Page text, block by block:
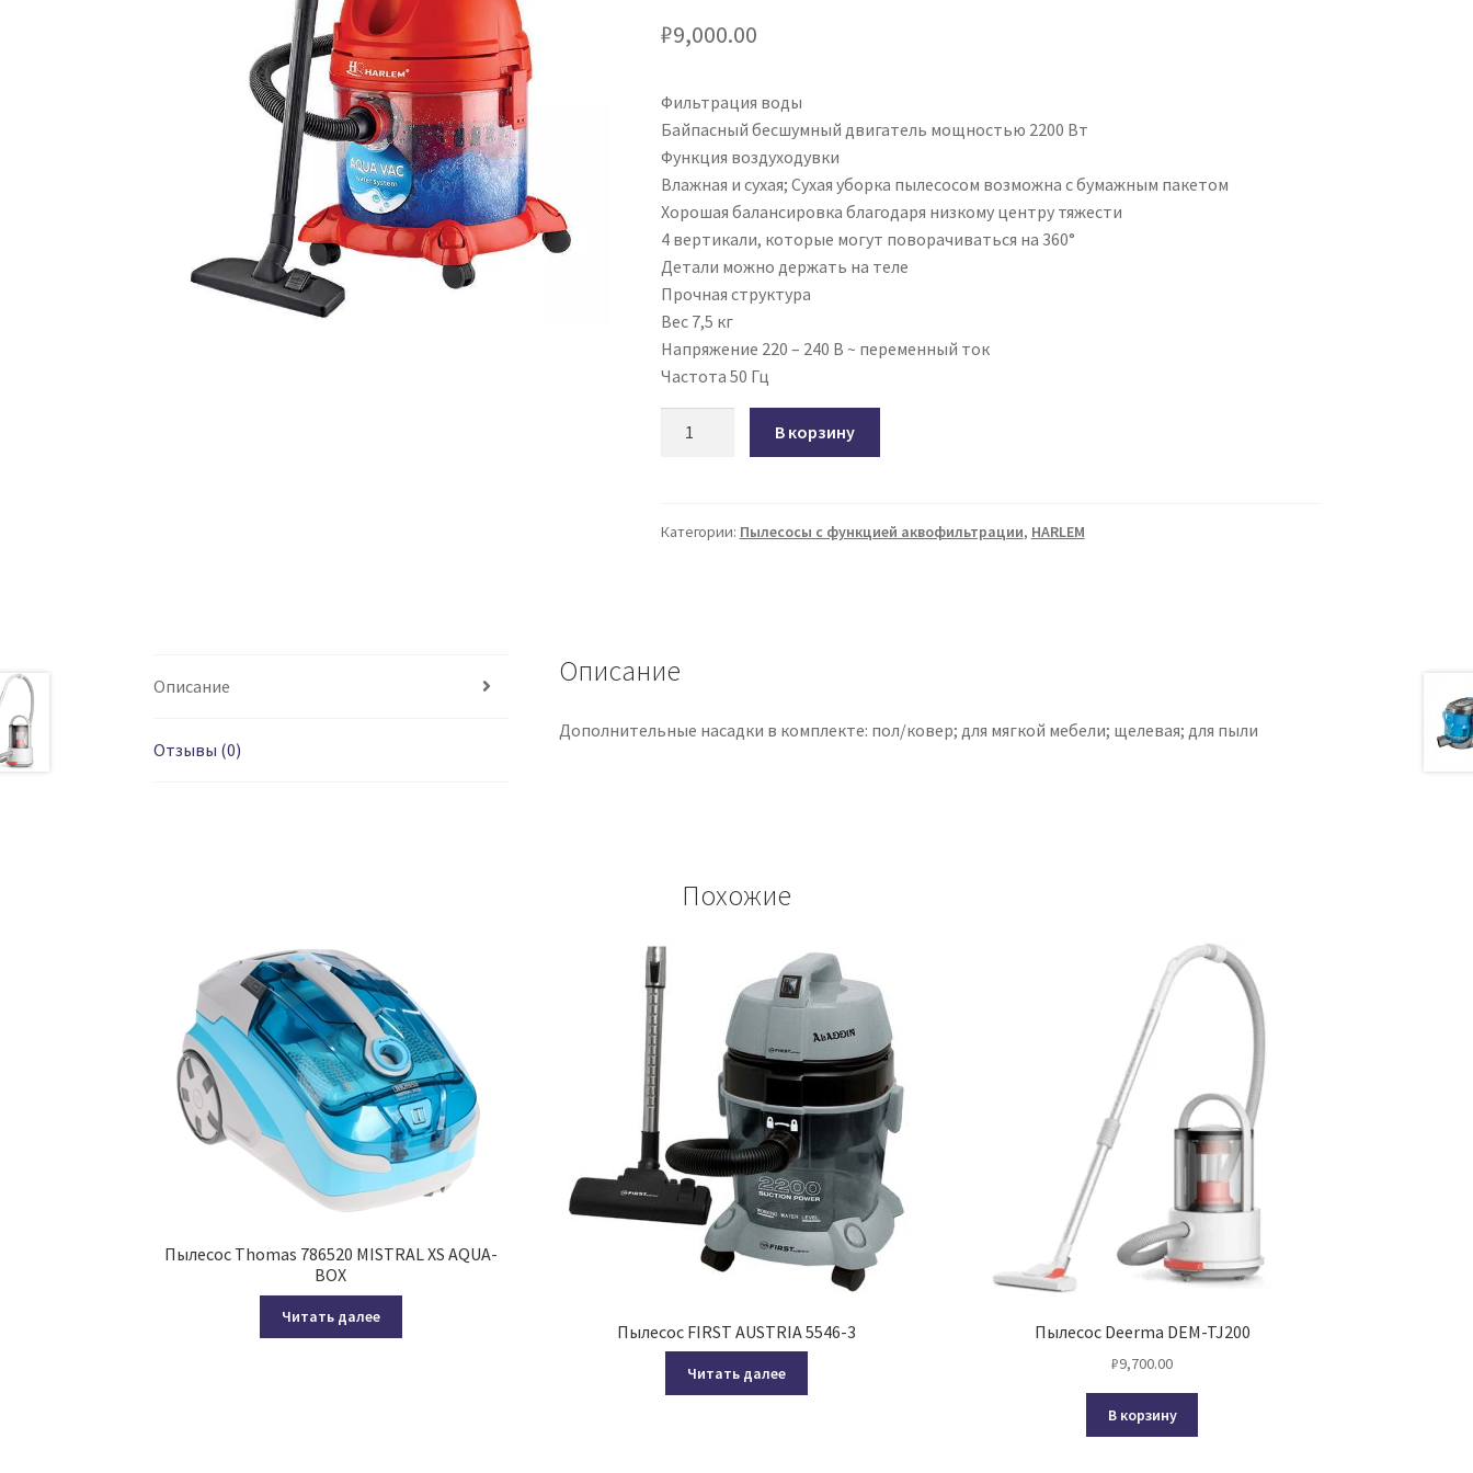
₽9,000.00
Фильтрация воды
Байпасный бесшумный двигатель мощностью 2200 Вт
Функция воздуходувки
Влажная и сухая; Сухая уборка пылесосом возможна с бумажным пакетом
Хорошая балансировка благодаря низкому центру тяжести
4 вертикали, которые могут поворачиваться на 360°
Детали можно держать на теле
Прочная структура
Вес 7,5 кг
Напряжение 220 – 240 В ~ переменный ток
Частота 50 Гц
Aqua
В корзину
Категории: Пылесосы с функцией аквофильтрации, HARLEM
Описание
Отзывы (0)
Описание
Дополнительные насадки в комплекте: пол/ковер; для мягкой мебели; щелевая; для пыли
Похожие
Пылесос Thomas 786520 MISTRAL XS AQUA-
BOX
Читать далее
Пылесос FIRST AUSTRIA 5546-3
Читать далее
Пылесос Deerma DEM-TJ200
₽9,700.00
В корзину